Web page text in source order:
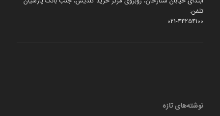
تلفن:
021-44254100
نوشته‌های تازه